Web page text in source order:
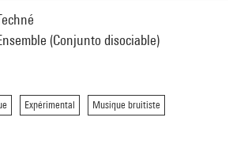
(Conjunto disociable)
Expérimental Musique bruitiste